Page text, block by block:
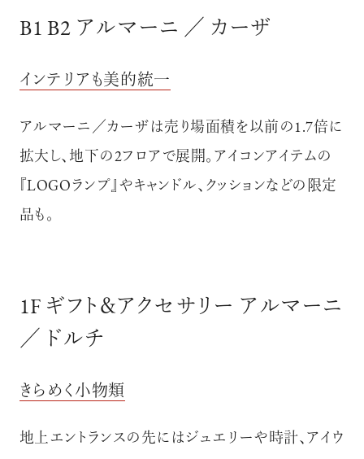
B1 B2 アルマーニ ／ カーザ
インテリアも美的統一
アルマーニ ／カーザは売り場面積を以前の1.7倍に
拡大し、地下の2フロアで展開。アイコンアイテムの
『LOGOランプ』やキャンドル、クッションなどの限定
品も。
1F ギフト＆アクセサリー アルマーニ
／ ドルチ
きらめく小物類
地上エントランスの先にはジュエリーや時計、アイウ